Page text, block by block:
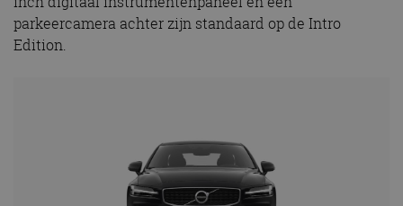
parkeercamera achter zijn standaard op de Intro
Edition.